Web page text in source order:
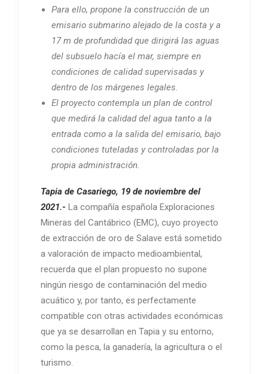
Para ello, propone la construcción de un
emisario submarino alejado de la costa y a
17 m de profundidad que dirigirá las aguas
del subsuelo hacía el mar, siempre en
condiciones de calidad supervisadas y
dentro de los márgenes legales.
El proyecto contempla un plan de control
que medirá la calidad del agua tanto a la
entrada como a la salida del emisario, bajo
condiciones tuteladas y controladas por la
propia administración.
Tapia de Casariego, 19 de noviembre del
2021.- La compañía española Exploraciones
Mineras del Cantábrico (EMC), cuyo proyecto
de extracción de oro de Salave está sometido
a valoración de impacto medioambiental,
recuerda que el plan propuesto no supone
ningún riesgo de contaminación del medio
acuático y, por tanto, es perfectamente
compatible con otras actividades económicas
que ya se desarrollan en Tapia y su entorno,
como la pesca, la ganadería, la agricultura o el
turismo.